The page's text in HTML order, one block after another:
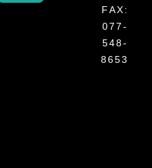
FAX:
077-
548-
8653